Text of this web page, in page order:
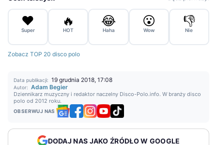
❤️
Super
🔥
HOT
😂
Haha
😮
Wow
👎
Nie
Zobacz TOP 20 disco polo
Data publikacji: 19 grudnia 2018, 17:08
Autor: Adam Begier
Dziennikarz muzyczny i redaktor naczelny Disco-Polo.info. W branży disco
polo od 2012 roku.
OBSERWUJ NAS
DODAJ NAS JAKO ŹRÓDŁO W GOOGLE